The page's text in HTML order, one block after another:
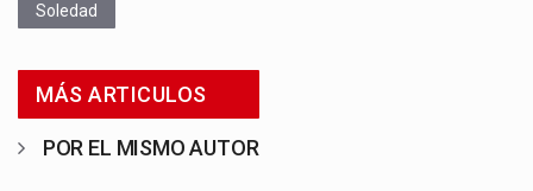
Soledad
MÁS ARTICULOS
POR EL MISMO AUTOR